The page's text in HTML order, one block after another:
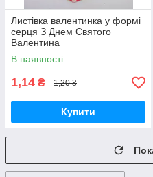
Листівка валентинка у формі
серця З Днем Святого
Валентина
В наявності
1,14 ₴ 1,20 ₴
Купити